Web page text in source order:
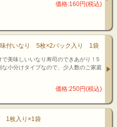
価格:160円(税込)
付いなり 5枚×2パック入り 1袋
で美味しいいなり寿司のできあがり！5
な小分けタイプなので、少人数のご家庭
価格:250円(税込)
1枚入り×1袋